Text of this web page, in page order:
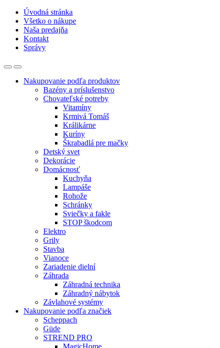
Úvodná stránka
Všetko o nákupe
Naša predajňa
Kontakt
Správy
Nakupovanie podľa produktov
Bazény a príslušenstvo
Chovateľské potreby
Vitamíny
Krmivá Tomáš
Králikárne
Kuríny
Škrabadlá pre mačky
Detský svet
Dekorácie
Domácnosť
Kuchyňa
Lampáše
Rohože
Schránky
Sviečky a fakle
STOP škodcom
Elektro
Grily
Stavba
Vianoce
Zariadenie dielní
Záhrada
Záhradná technika
Záhradný nábytok
Závlahové systémy
Nakupovanie podľa značiek
Scheppach
Güde
STREND PRO
MagicHome